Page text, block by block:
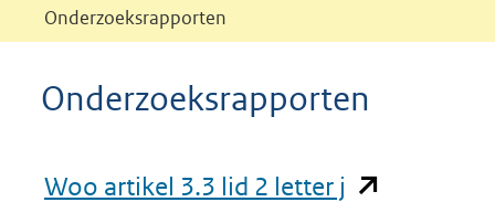
Onderzoeksrapporten
Onderzoeksrapporten
Woo artikel 3.3 lid 2 letter j (opent